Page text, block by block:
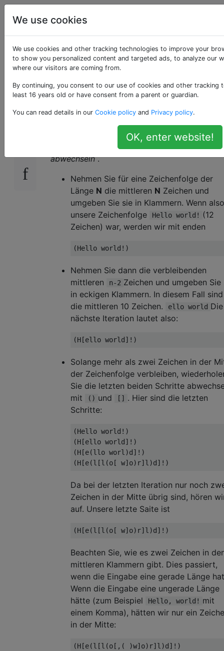
Programmierrätsel
& Code Golf
(A [l (t [e (r) n] e) s] t)
eine Zeichenfolge!
ist der Vorgang, bei dem eine
Zeichenfolge in abwechselnde Klammern
wird. Hier sehen Sie, wie Sie eine
abwechseln.
Nehmen Sie für eine Zeichenfolge der
Länge N die mittleren N Zeichen und
umgeben Sie sie in Klammern. Wenn also
unsere Zeichenfolge
Hello world! (12
Zeichen) war, werden wir mit enden
Nehmen Sie dann die verbleibenden
mittleren
n-2 Zeichen und umgeben Sie
in eckigen Klammern. In diesem Fall sind
die mittleren 10 Zeichen.
ello world Die
nächste Iteration lautet also:
Solange mehr als zwei Zeichen in der
der Zeichenfolge verbleiben,
Sie die letzten beiden Schritte
mit
() und []
. Hier sind die letzten
Schritte:
(Hello world!)
(H[ello world]!)
(H[e(llo worl)d]!)
Da bei der letzten Iteration nur noch
Zeichen in der Mitte übrig sind, hören
auf. Unsere letzte Saite ist
Beachten Sie, wie es zwei Zeichen in
mittleren Klammern gibt. Dies passiert,
wenn die Eingabe eine gerade Länge
Wenn die Eingabe eine ungerade Länge
hätte (zum Beispiel
Hello, world! mit
einem Komma), hätten wir nur ein
in der Mitte:
We use cookies
We use cookies and other tracking technologies to improve your
to show you personalized content and targeted ads, to analyze our
where our visitors are coming from.
By continuing, you consent to our use of cookies and other tracking
least 16 years old or have consent from a parent or guardian.
You can read details in our Cookie policy and Privacy policy.
OK, enter website!